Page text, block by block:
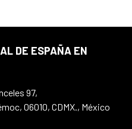
DE ESPAÑA EN
97,
06010, CDMX., México